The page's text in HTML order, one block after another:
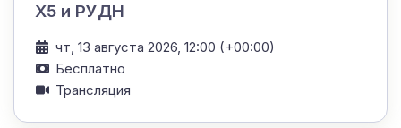
X5 и РУДН
чт, 13 августа 2026, 12:00 (+00:00)
Бесплатно
Трансляция